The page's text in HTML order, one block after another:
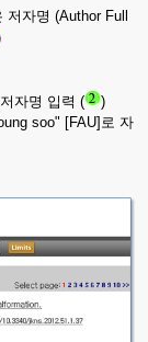
자명 (Author Full
자명 입력 (
)
soo" [FAU]로 자